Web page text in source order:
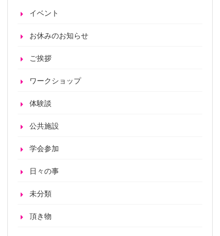
イベント
お休みのお知らせ
ご挨拶
ワークショップ
体験談
公共施設
学会参加
日々の事
未分類
頂き物